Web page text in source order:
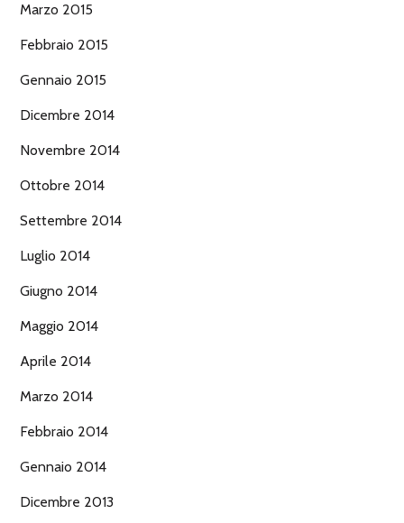
Marzo 2015
Febbraio 2015
Gennaio 2015
Dicembre 2014
Novembre 2014
Ottobre 2014
Settembre 2014
Luglio 2014
Giugno 2014
Maggio 2014
Aprile 2014
Marzo 2014
Febbraio 2014
Gennaio 2014
Dicembre 2013